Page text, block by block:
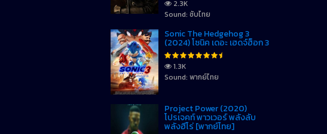
2.3K
Sound: ซับไทย
Sonic The Hedgehog 3
(2024) โซนิค เดอะ เฮดจ์ฮ็อก 3
1.3K
Sound: พากย์ไทย
Project Power (2020)
โปรเจคท์ พาวเวอร์ พลังลับ
พลังฮีโร่ [พากย์ไทย]